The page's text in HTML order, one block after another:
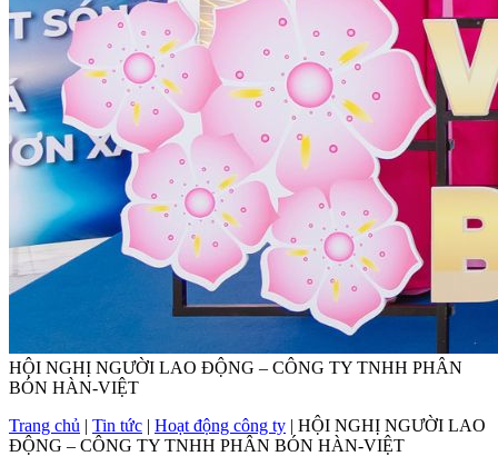
HỘI NGHỊ NGƯỜI LAO ĐỘNG – CÔNG TY TNHH PHÂN
BÓN HÀN-VIỆT
Trang chủ | Tin tức | Hoạt động công ty | HỘI NGHỊ NGƯỜI LAO
ĐỘNG – CÔNG TY TNHH PHÂN BÓN HÀN-VIỆT